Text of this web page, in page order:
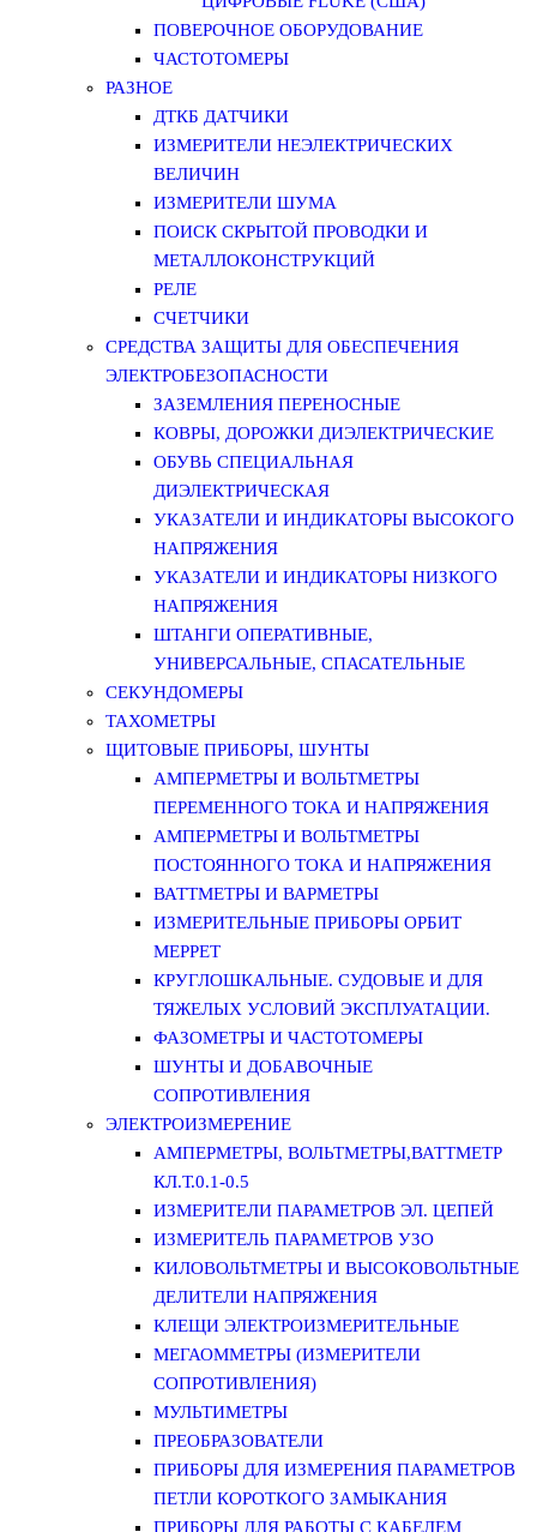
ПОВЕРОЧНОЕ ОБОРУДОВАНИЕ
ЧАСТОТОМЕРЫ
РАЗНОЕ
ДТКБ ДАТЧИКИ
ИЗМЕРИТЕЛИ НЕЭЛЕКТРИЧЕСКИХ
ВЕЛИЧИН
ИЗМЕРИТЕЛИ ШУМА
ПОИСК СКРЫТОЙ ПРОВОДКИ И
МЕТАЛЛОКОНСТРУКЦИЙ
РЕЛЕ
СЧЕТЧИКИ
СРЕДСТВА ЗАЩИТЫ ДЛЯ ОБЕСПЕЧЕНИЯ
ЭЛЕКТРОБЕЗОПАСНОСТИ
ЗАЗЕМЛЕНИЯ ПЕРЕНОСНЫЕ
КОВРЫ, ДОРОЖКИ ДИЭЛЕКТРИЧЕСКИЕ
ОБУВЬ СПЕЦИАЛЬНАЯ
ДИЭЛЕКТРИЧЕСКАЯ
УКАЗАТЕЛИ И ИНДИКАТОРЫ ВЫСОКОГО
НАПРЯЖЕНИЯ
УКАЗАТЕЛИ И ИНДИКАТОРЫ НИЗКОГО
НАПРЯЖЕНИЯ
ШТАНГИ ОПЕРАТИВНЫЕ,
УНИВЕРСАЛЬНЫЕ, СПАСАТЕЛЬНЫЕ
СЕКУНДОМЕРЫ
ТАХОМЕТРЫ
ЩИТОВЫЕ ПРИБОРЫ, ШУНТЫ
АМПЕРМЕТРЫ И ВОЛЬТМЕТРЫ
ПЕРЕМЕННОГО ТОКА И НАПРЯЖЕНИЯ
АМПЕРМЕТРЫ И ВОЛЬТМЕТРЫ
ПОСТОЯННОГО ТОКА И НАПРЯЖЕНИЯ
ВАТТМЕТРЫ И ВАРМЕТРЫ
ИЗМЕРИТЕЛЬНЫЕ ПРИБОРЫ ОРБИТ
МЕРРЕТ
КРУГЛОШКАЛЬНЫЕ. СУДОВЫЕ И ДЛЯ
ТЯЖЕЛЫХ УСЛОВИЙ ЭКСПЛУАТАЦИИ.
ФАЗОМЕТРЫ И ЧАСТОТОМЕРЫ
ШУНТЫ И ДОБАВОЧНЫЕ
СОПРОТИВЛЕНИЯ
ЭЛЕКТРОИЗМЕРЕНИЕ
АМПЕРМЕТРЫ, ВОЛЬТМЕТРЫ,ВАТТМЕТР
КЛ.Т.0.1-0.5
ИЗМЕРИТЕЛИ ПАРАМЕТРОВ ЭЛ. ЦЕПЕЙ
ИЗМЕРИТЕЛЬ ПАРАМЕТРОВ УЗО
КИЛОВОЛЬТМЕТРЫ И ВЫСОКОВОЛЬТНЫЕ
ДЕЛИТЕЛИ НАПРЯЖЕНИЯ
КЛЕЩИ ЭЛЕКТРОИЗМЕРИТЕЛЬНЫЕ
МЕГАОММЕТРЫ (ИЗМЕРИТЕЛИ
СОПРОТИВЛЕНИЯ)
МУЛЬТИМЕТРЫ
ПРЕОБРАЗОВАТЕЛИ
ПРИБОРЫ ДЛЯ ИЗМЕРЕНИЯ ПАРАМЕТРОВ
ПЕТЛИ КОРОТКОГО ЗАМЫКАНИЯ
ПРИБОРЫ ДЛЯ РАБОТЫ С КАБЕЛЕМ